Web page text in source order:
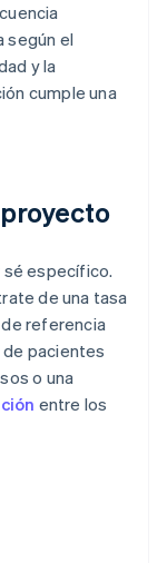
según el
y la
cumple una
sé específico.
de una tasa
referencia
pacientes
o una
entre los